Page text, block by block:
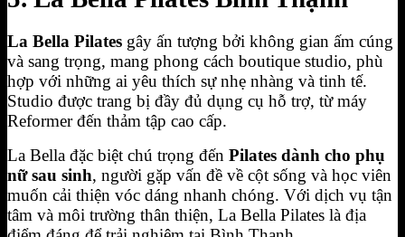
La Bella Pilates gây ấn tượng bởi không gian ấm cúng
và sang trọng, mang phong cách boutique studio, phù
hợp với những ai yêu thích sự nhẹ nhàng và tinh tế.
Studio được trang bị đầy đủ dụng cụ hỗ trợ, từ máy
Reformer đến thảm tập cao cấp.
La Bella đặc biệt chú trọng đến Pilates dành cho phụ
nữ sau sinh, người gặp vấn đề về cột sống và học viên
muốn cải thiện vóc dáng nhanh chóng. Với dịch vụ tận
tâm và môi trường thân thiện, La Bella Pilates là địa